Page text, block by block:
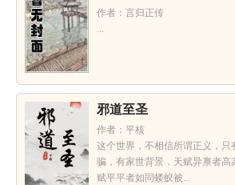
作者：言归正传
...
邪道至圣
作者：平核
这个世界，不相信所谓正义，只
骗，有家世背景，天赋异禀者高
赋平平者如同蝼蚁被...